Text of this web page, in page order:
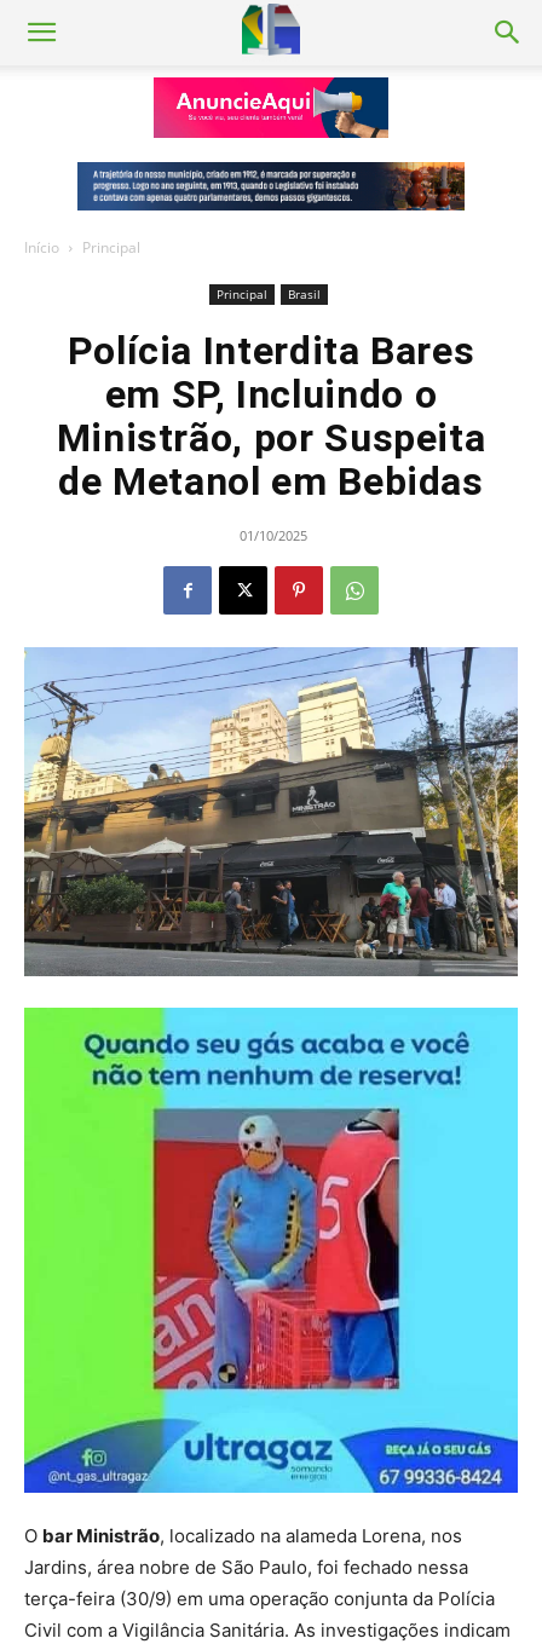
Início Principal
Principal Brasil
Polícia Interdita Bares
em SP, Incluindo o
Ministrão, por Suspeita
de Metanol em Bebidas
01/10/2025
O bar Ministrão, localizado na alameda Lorena, nos
Jardins, área nobre de São Paulo, foi fechado nessa
terça-feira (30/9) em uma operação conjunta da Polícia
Civil com a Vigilância Sanitária. As investigações indicam